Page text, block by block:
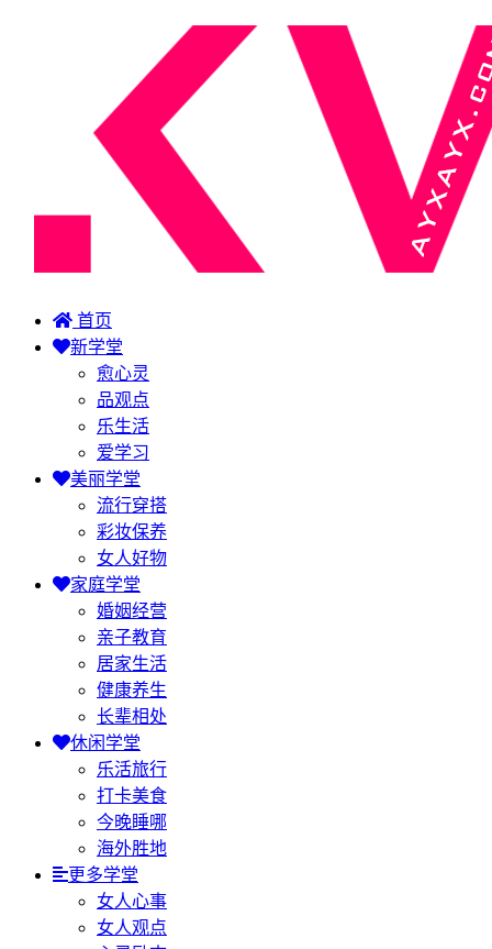
首页
新学堂
愈心灵
品观点
乐生活
爱学习
美丽学堂
流行穿搭
彩妆保养
女人好物
家庭学堂
婚姻经营
亲子教育
居家生活
健康养生
长辈相处
休闲学堂
乐活旅行
打卡美食
今晚睡哪
海外胜地
更多学堂
女人心事
女人观点